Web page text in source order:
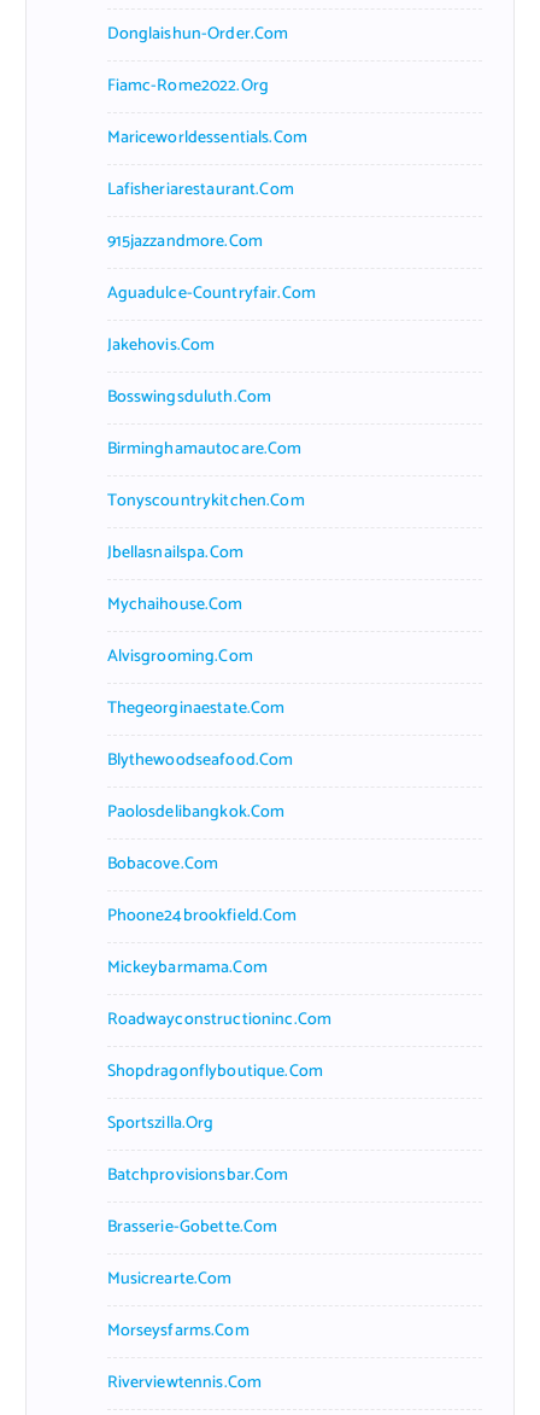
Donglaishun-Order.com
Fiamc-Rome2022.org
Mariceworldessentials.com
Lafisheriarestaurant.com
915jazzandmore.com
Aguadulce-Countryfair.com
Jakehovis.com
Bosswingsduluth.com
Birminghamautocare.com
Tonyscountrykitchen.com
Jbellasnailspa.com
Mychaihouse.com
Alvisgrooming.com
Thegeorginaestate.com
Blythewoodseafood.com
Paolosdelibangkok.com
Bobacove.com
Phoone24brookfield.com
Mickeybarmama.com
Roadwayconstructioninc.com
Shopdragonflyboutique.com
Sportszilla.org
Batchprovisionsbar.com
Brasserie-Gobette.com
Musicrearte.com
Morseysfarms.com
Riverviewtennis.com